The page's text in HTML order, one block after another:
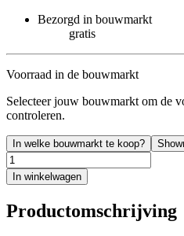
Bezorgd in bouwmarkt
gratis
Voorraad in de bouwmarkt
Selecteer jouw bouwmarkt om de
controleren.
In welke bouwmarkt te koop?
In winkelwagen
Productomschrijving